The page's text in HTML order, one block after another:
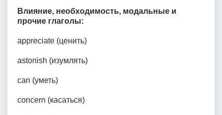
Влияние, необходимость, модальные и
прочие глаголы:
appreciate (ценить)
astonish (изумлять)
can (уметь)
concern (касаться)